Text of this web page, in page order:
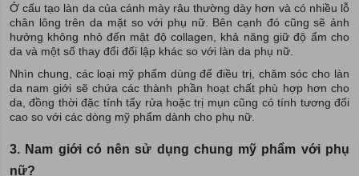
Ở cấu tạo làn da của cánh mày râu thường dày hơn và có nhiều lỗ
chân lông trên da mặt so với phụ nữ. Bên cạnh đó cũng sẽ ảnh
hưởng không nhỏ đến mật độ collagen, khả năng giữ độ ẩm cho
da và một số thay đổi đối lập khác so với làn da phụ nữ.
Nhìn chung, các loại mỹ phẩm dùng để điều trị, chăm sóc cho làn
da nam giới sẽ chứa các thành phần hoạt chất phù hợp hơn cho
da, đồng thời đặc tính tẩy rửa hoặc trị mụn cũng có tính tương đối
cao so với các dòng mỹ phẩm dành cho phụ nữ.
3. Nam giới có nên sử dụng chung mỹ phẩm với phụ
nữ?